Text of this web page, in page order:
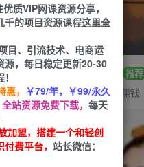
站长招募 推荐
24小时自动赚钱
质VIP网课资源分享，
千的项目资源课程这里全
目、引流技术、电商运
源，每日稳定更新20-30
惠， ￥79/年，￥99/永久
全站资源免费下载， 每天
加盟，搭建一个和轻创
费平台， 站长微信：